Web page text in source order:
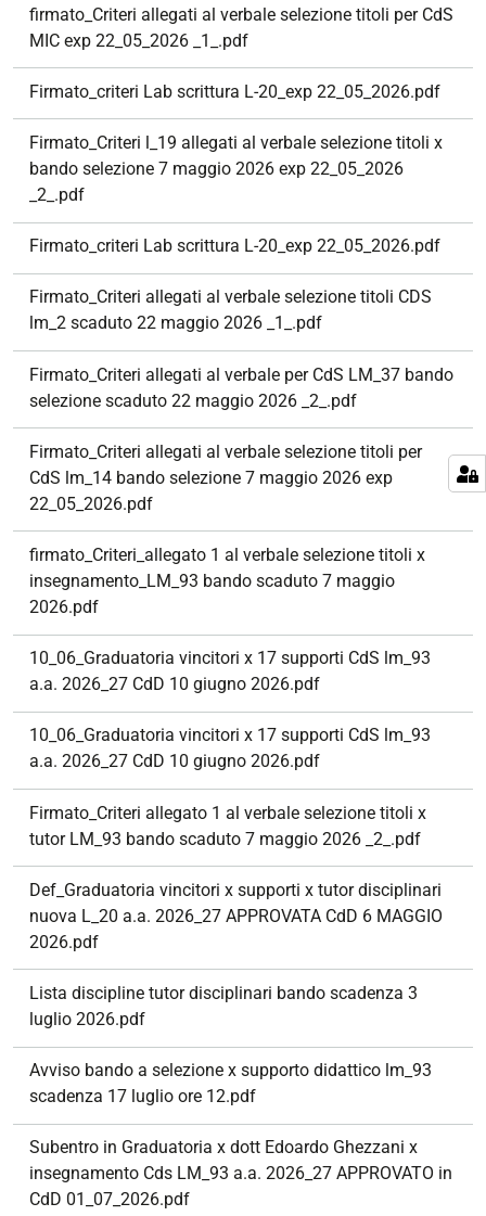
firmato_Criteri allegati al verbale selezione titoli per CdS
MIC exp 22_05_2026 _1_.pdf
Firmato_criteri Lab scrittura L-20_exp 22_05_2026.pdf
Firmato_Criteri l_19 allegati al verbale selezione titoli x
bando selezione 7 maggio 2026 exp 22_05_2026
_2_.pdf
Firmato_criteri Lab scrittura L-20_exp 22_05_2026.pdf
Firmato_Criteri allegati al verbale selezione titoli CDS
lm_2 scaduto 22 maggio 2026 _1_.pdf
Firmato_Criteri allegati al verbale per CdS LM_37 bando
selezione scaduto 22 maggio 2026 _2_.pdf
Firmato_Criteri allegati al verbale selezione titoli per
CdS lm_14 bando selezione 7 maggio 2026 exp
22_05_2026.pdf
firmato_Criteri_allegato 1 al verbale selezione titoli x
insegnamento_LM_93 bando scaduto 7 maggio
2026.pdf
10_06_Graduatoria vincitori x 17 supporti CdS lm_93
a.a. 2026_27 CdD 10 giugno 2026.pdf
10_06_Graduatoria vincitori x 17 supporti CdS lm_93
a.a. 2026_27 CdD 10 giugno 2026.pdf
Firmato_Criteri allegato 1 al verbale selezione titoli x
tutor LM_93 bando scaduto 7 maggio 2026 _2_.pdf
Def_Graduatoria vincitori x supporti x tutor disciplinari
nuova L_20 a.a. 2026_27 APPROVATA CdD 6 MAGGIO
2026.pdf
Lista discipline tutor disciplinari bando scadenza 3
luglio 2026.pdf
Avviso bando a selezione x supporto didattico lm_93
scadenza 17 luglio ore 12.pdf
Subentro in Graduatoria x dott Edoardo Ghezzani x
insegnamento Cds LM_93 a.a. 2026_27 APPROVATO in
CdD 01_07_2026.pdf